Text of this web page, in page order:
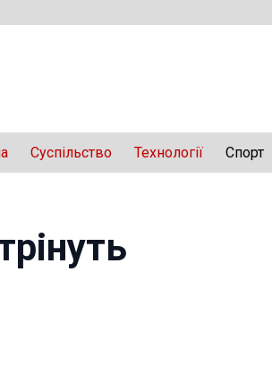
Суспільство Технології Спорт